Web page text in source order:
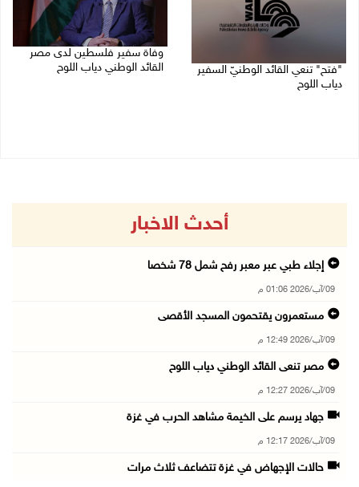
"فتح" تنعي القائد الوطنيّ السفير
دياب اللوح
وفاة سفير فلسطين لدى مصر
القائد الوطني دياب اللوح
أحدث الاخبار
إجلاء طبي عبر معبر رفح شمل 78 شخصا
09/آب/2026 01:06 م
مستعمرون يقتحمون المسجد الأقصى
09/آب/2026 12:49 م
مصر تنعى القائد الوطني دياب اللوح
09/آب/2026 12:27 م
جهاد يرسم على الخيمة مشاهد الحرب في غزة
09/آب/2026 12:17 م
حالات الإجهاض في غزة تتضاعف ثلاث مرات